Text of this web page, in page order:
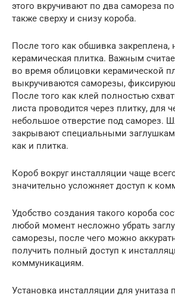
этого вкручивают по два самореза
также сверху и снизу короба.
После того как обшивка закреплена,
керамическая плитка. Важным
во время облицовки керамической
выкручиваются саморезы,
После того как клей полностью
листа проводится через плитку, для
небольшое отверстие под саморез.
закрывают специальными
как и плитка.
Короб вокруг инсталляции чаще
значительно усложняет доступ к
Удобство создания такого короба
любой момент несложно убрать
саморезы, после чего можно
получить полный доступ к
коммуникациям.
Установка инсталляции для унитаза